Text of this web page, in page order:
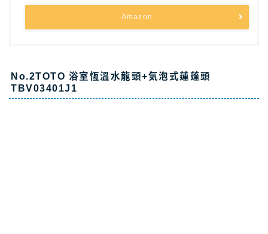
Amazon
No.2TOTO 浴室恆溫水龍頭+気泡式蓮蓬頭
TBV03401J1